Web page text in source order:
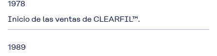
1978
Inicio de las ventas de CLEARFIL™.
1989